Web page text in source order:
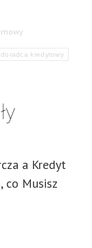
kredytowy
a Kredyt
co Musisz